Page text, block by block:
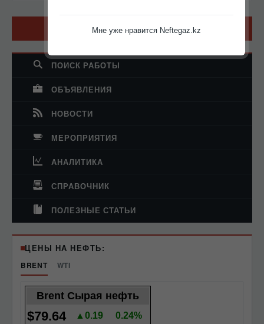
ДОБАВИТЬ КОМПАНИЮ В КАТАЛОГ
ПОИСК РАБОТЫ
ОБЪЯВЛЕНИЯ
НОВОСТИ
МЕРОПРИЯТИЯ
АНАЛИТИКА
СПРАВОЧНИК
ПОЛЕЗНЫЕ СТАТЬИ
ЦЕНЫ НА НЕФТЬ:
BRENT
WTI
Brent Сырая нефть
$79.64 ▲0.19 0.24%
Мне уже нравится Neftegaz.kz